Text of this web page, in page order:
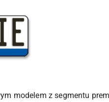
modelem z segmentu